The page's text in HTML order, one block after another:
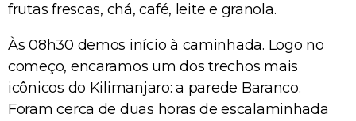
frutas frescas, chá, café, leite e granola.
Às 08h30 demos início à caminhada. Logo no
começo, encaramos um dos trechos mais
icônicos do Kilimanjaro: a parede Baranco.
Foram cerca de duas horas de escalaminhada